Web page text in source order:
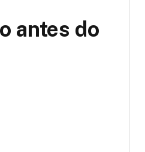
antes do